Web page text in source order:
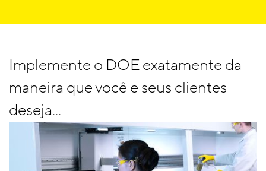
Implemente o DOE exatamente da
maneira que você e seus clientes
deseja...